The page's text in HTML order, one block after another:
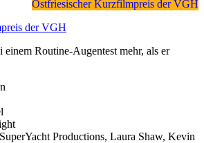
Ostfriesischer Kurzfilmpreis der VGH
der VGH
Routine-Augentest mehr, als er
Productions, Laura Shaw, Kevin